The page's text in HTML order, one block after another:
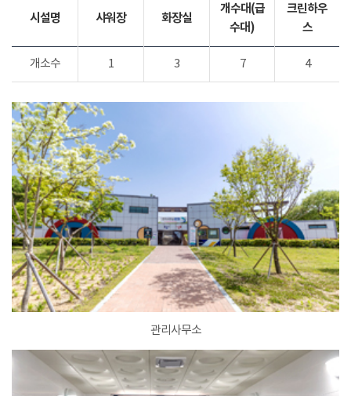
시설명 샤워장 화장실
개수대(급
수대)
크린하우
스
개소수 1 3 7 4
관리사무소